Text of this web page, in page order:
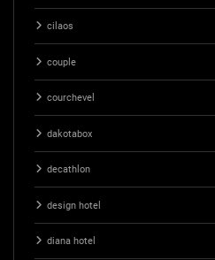
cilaos
couple
courchevel
dakotabox
decathlon
design hotel
diana hotel